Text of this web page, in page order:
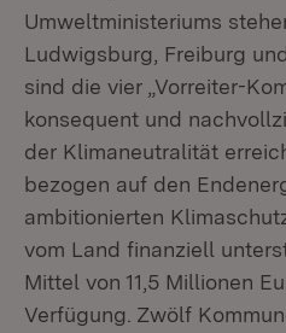
Umweltministeriums
Ludwigsburg, Freiburg
sind die vier „Vorreiter-
konsequent und
der Klimaneutralität
bezogen auf den
ambitionierten
vom Land finanziell
Mittel von 11,5 Millionen
Verfügung. Zwölf